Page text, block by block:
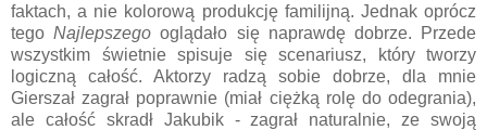
faktach, a nie kolorową produkcję familijną. Jednak oprócz
tegoNajlepszego oglądało się naprawdę dobrze. Przede
wszystkim świetnie spisuje się scenariusz, który tworzy
logiczną całość. Aktorzy radzą sobie dobrze, dla mnie
Gierszał zagrał poprawnie (miał ciężką rolę do odegrania),
ale całość skradł Jakubik - zagrał naturalnie, ze swoją